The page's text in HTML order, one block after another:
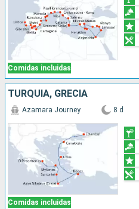
Comidas incluidas
TURQUÍA, GRECIA
Comidas incluidas
Azamara Journey 8 d